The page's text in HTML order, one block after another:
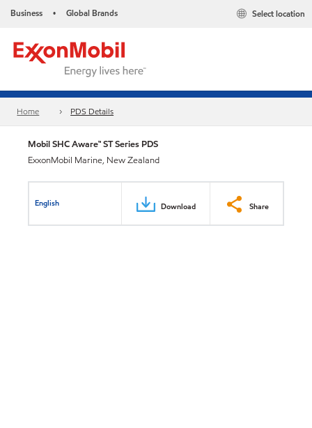
Business • Global Brands Select location
Home PDS Details
Mobil SHC Aware™ ST Series PDS
ExxonMobil Marine, New Zealand
English Download Share